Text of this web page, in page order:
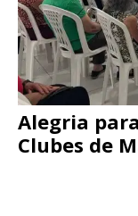
Alegria
Clubes de